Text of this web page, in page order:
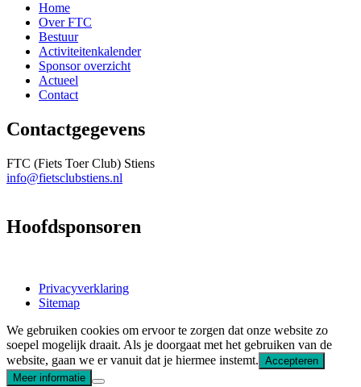
Home
Over FTC
Bestuur
Activiteitenkalender
Sponsor overzicht
Actueel
Contact
Contactgegevens
FTC (Fiets Toer Club) Stiens
info@fietsclubstiens.nl
Hoofdsponsoren
Privacyverklaring
Sitemap
We gebruiken cookies om ervoor te zorgen dat onze website zo
soepel mogelijk draait. Als je doorgaat met het gebruiken van de
website, gaan we er vanuit dat je hiermee instemt. Accepteren
Meer informatie